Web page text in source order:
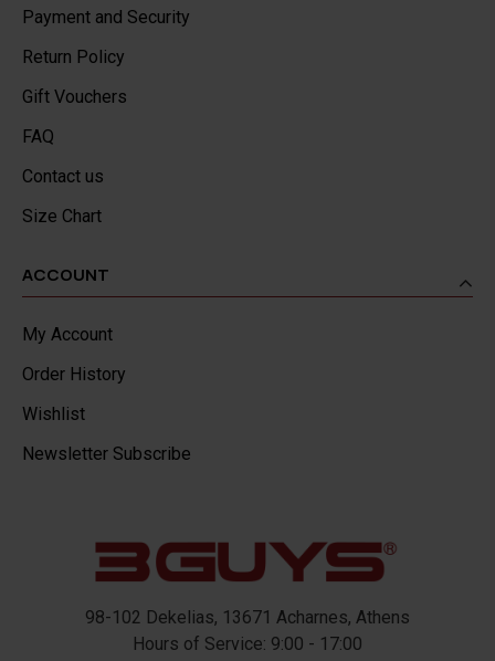
Payment and Security
Return Policy
Gift Vouchers
FAQ
Contact us
Size Chart
ACCOUNT
My Account
Order History
Wishlist
Newsletter Subscribe
98-102 Dekelias, 13671 Acharnes, Athens
Hours of Service: 9:00 - 17:00